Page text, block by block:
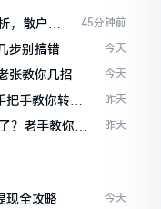
，散户如
45分钟前
步别搞错 今天
张教你几招 今天
手教你转成
昨天
？老手教你咋
昨天
现全攻略 今天